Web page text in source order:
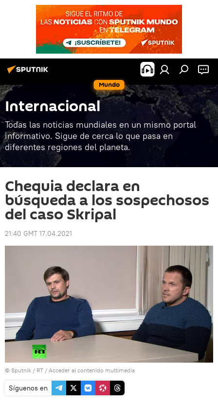
Mundo
Internacional
Todas las noticias mundiales en un mismo portal
informativo. Sigue de cerca lo que pasa en
diferentes regiones del planeta.
Chequia declara en
búsqueda a los sospechosos
del caso Skripal
21:40 GMT 17.04.2021
© Sputnik / RT / Acceder al contenido multimedia
Síguenos en